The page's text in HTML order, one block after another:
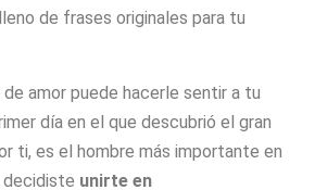
de frases originales para tu
amor puede hacerle sentir a tu
día en el que descubrió el gran
ti, es el hombre más importante en
decidiste unirte en